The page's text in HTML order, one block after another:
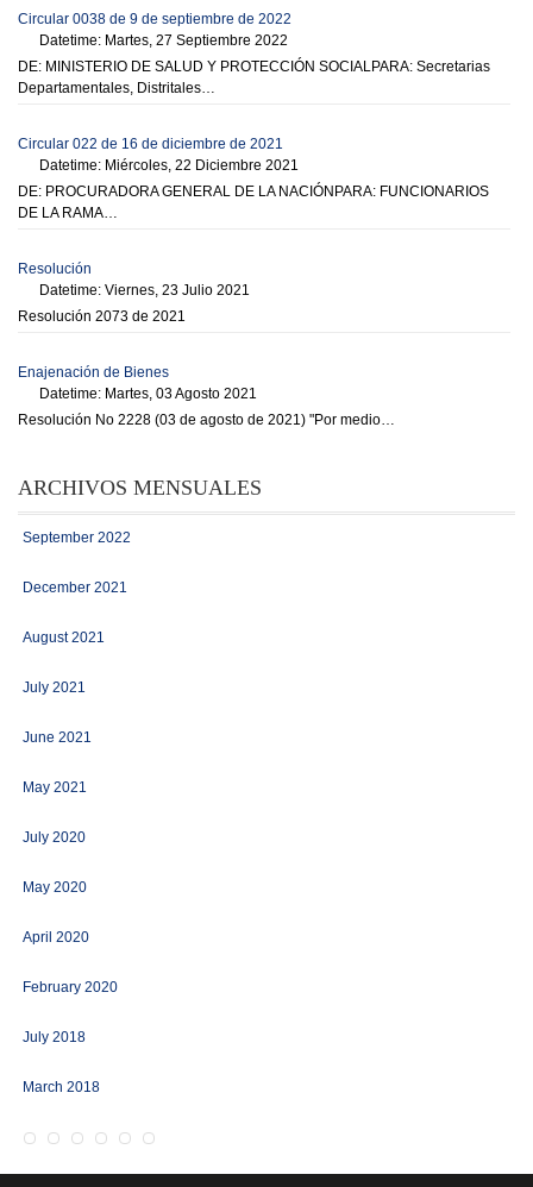
Circular 0038 de 9 de septiembre de 2022
Datetime: Martes, 27 Septiembre 2022
DE: MINISTERIO DE SALUD Y PROTECCIÓN SOCIALPARA: Secretarias
Departamentales, Distritales…
Circular 022 de 16 de diciembre de 2021
Datetime: Miércoles, 22 Diciembre 2021
DE: PROCURADORA GENERAL DE LA NACIÓNPARA: FUNCIONARIOS
DE LA RAMA…
Resolución
Datetime: Viernes, 23 Julio 2021
Resolución 2073 de 2021
Enajenación de Bienes
Datetime: Martes, 03 Agosto 2021
Resolución No 2228 (03 de agosto de 2021) "Por medio…
ARCHIVOS MENSUALES
September 2022
December 2021
August 2021
July 2021
June 2021
May 2021
July 2020
May 2020
April 2020
February 2020
July 2018
March 2018